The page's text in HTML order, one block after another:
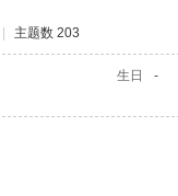
主题数 203
生日 -